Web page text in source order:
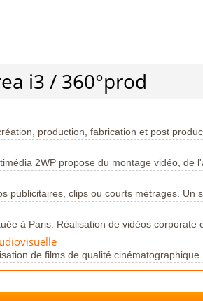
i3 / 360°prod
production, fabrication et post
2WP propose du montage vidéo, de
publicitaires, clips ou courts métrages. Un
à Paris. Réalisation de vidéos corporate
de films de qualité